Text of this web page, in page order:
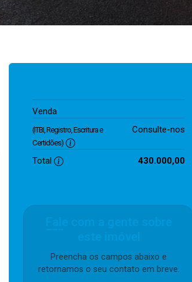
Venda
(ITBI, Registro, Escritura e
Certidões)
Consulte-nos
Total 430.000,00
Preencha os campos abaixo e
retornamos o seu contato em breve.